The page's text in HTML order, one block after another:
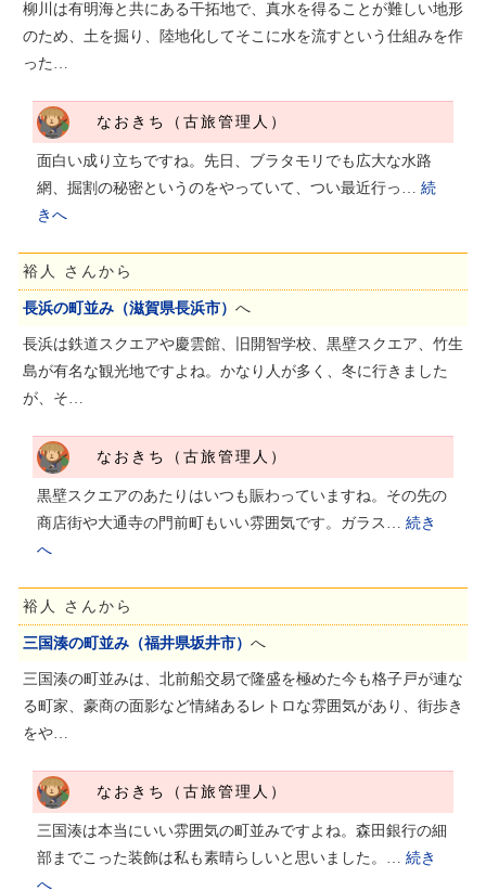
柳川は有明海と共にある干拓地で、真水を得ることが難しい地形
のため、土を掘り、陸地化してそこに水を流すという仕組みを作
った…
なおきち（古旅管理人）
面白い成り立ちですね。先日、ブラタモリでも広大な水路
網、掘割の秘密というのをやっていて、つい最近行っ… 続
きへ
裕人 さんから
長浜の町並み（滋賀県長浜市） へ
長浜は鉄道スクエアや慶雲館、旧開智学校、黒壁スクエア、竹生
島が有名な観光地ですよね。かなり人が多く、冬に行きました
が、そ…
なおきち（古旅管理人）
黒壁スクエアのあたりはいつも賑わっていますね。その先の
商店街や大通寺の門前町もいい雰囲気です。ガラス… 続き
へ
裕人 さんから
三国湊の町並み（福井県坂井市） へ
三国湊の町並みは、北前船交易で隆盛を極めた今も格子戸が連な
る町家、豪商の面影など情緒あるレトロな雰囲気があり、街歩き
をや…
なおきち（古旅管理人）
三国湊は本当にいい雰囲気の町並みですよね。森田銀行の細
部までこった装飾は私も素晴らしいと思いました。… 続き
へ